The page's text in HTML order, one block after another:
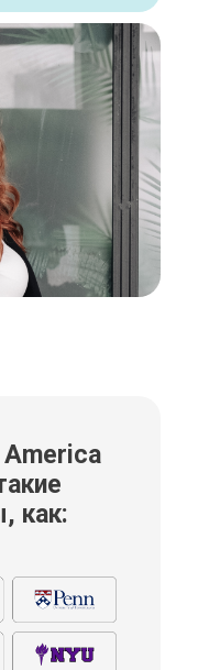
как: